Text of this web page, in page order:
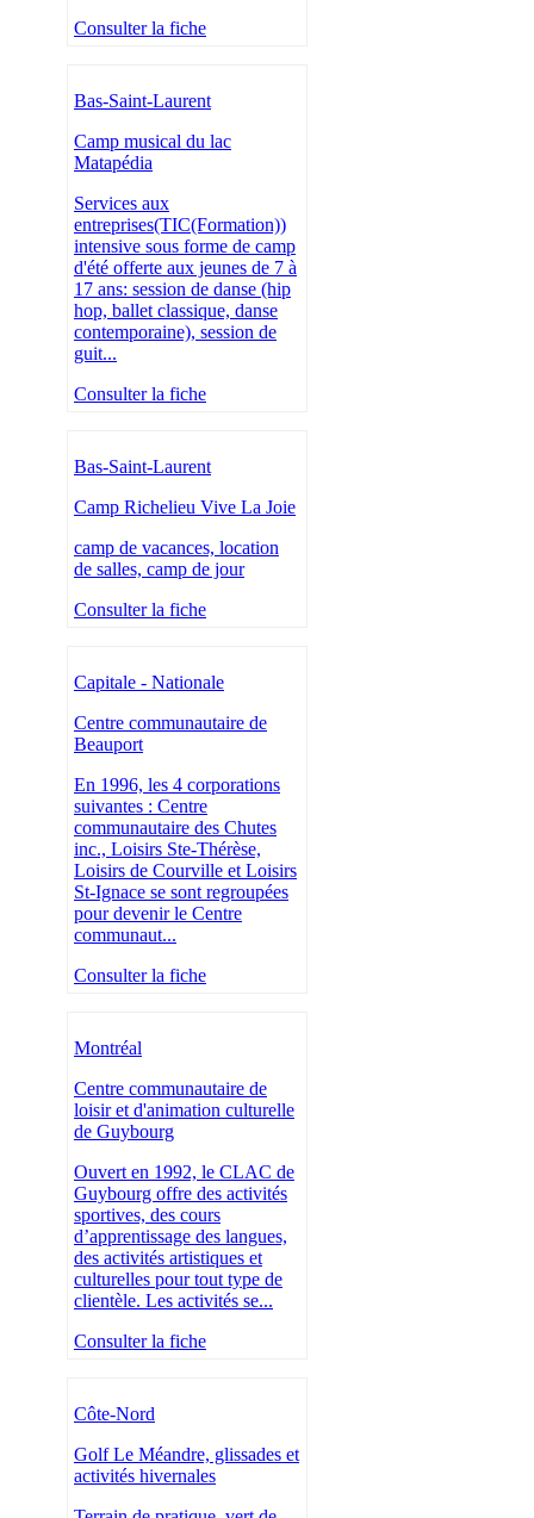
Consulter la fiche
Bas-Saint-Laurent
Camp musical du lac
Matapédia
Services aux
entreprises(TIC(Formation))
intensive sous forme de camp
d'été offerte aux jeunes de 7 à
17 ans: session de danse (hip
hop, ballet classique, danse
contemporaine), session de
guit...
Consulter la fiche
Bas-Saint-Laurent
Camp Richelieu Vive La Joie
camp de vacances, location
de salles, camp de jour
Consulter la fiche
Capitale - Nationale
Centre communautaire de
Beauport
En 1996, les 4 corporations
suivantes : Centre
communautaire des Chutes
inc., Loisirs Ste-Thérèse,
Loisirs de Courville et Loisirs
St-Ignace se sont regroupées
pour devenir le Centre
communaut...
Consulter la fiche
Montréal
Centre communautaire de
loisir et d'animation culturelle
de Guybourg
Ouvert en 1992, le CLAC de
Guybourg offre des activités
sportives, des cours
d’apprentissage des langues,
des activités artistiques et
culturelles pour tout type de
clientèle. Les activités se...
Consulter la fiche
Côte-Nord
Golf Le Méandre, glissades et
activités hivernales